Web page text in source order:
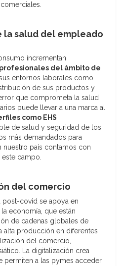
la salud del empleado
incrementan
profesionales del ámbito de
entornos laborales como
de sus productos y
que comprometa la salud
puede llevar a una marca al
como EHS
de salud y seguridad de los
más demandados para
nuestro país contamos con
campo.
del comercio
post-covid se apoya en
economía, que están
de cadenas globales de
alta producción en diferentes
del comercio,
La digitalización crea
permiten a las pymes acceder